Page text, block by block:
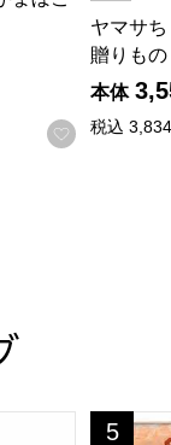
お気に入り
ヤマサ
贈りも
本体
税込 3,834
お中元】[JU-02]
こ詰合せ (阿部の
白謙か
5